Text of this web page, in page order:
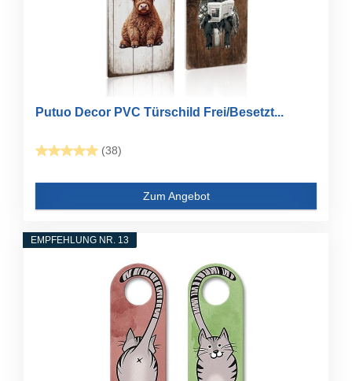
Putuo Decor PVC Türschild Frei/Besetzt...
(38)
Zum Angebot
EMPFEHLUNG NR. 13